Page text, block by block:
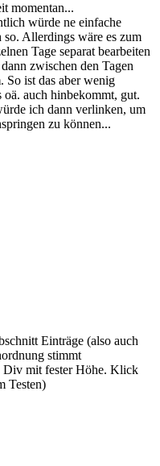
momentan...
würde ne einfache
Allerdings wäre es zum
Tage separat bearbeiten
zwischen den Tagen
So ist das aber wenig
auch hinbekommt, gut.
ich dann verlinken, um
zu können...
Einträge (also auch
stimmt
Div mit fester Höhe. Klick
Testen)